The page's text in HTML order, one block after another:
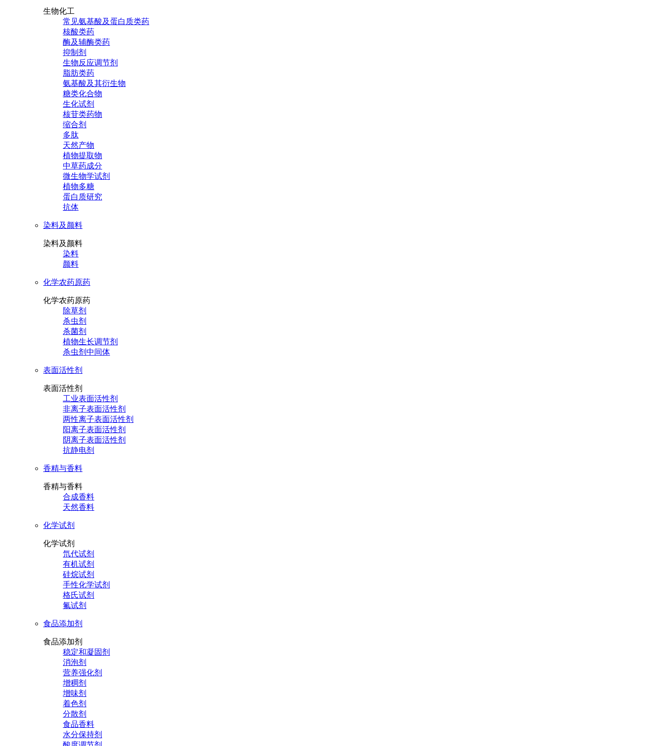
生物化工
常见氨基酸及蛋白质类药
核酸类药
酶及辅酶类药
抑制剂
生物反应调节剂
脂肪类药
氨基酸及其衍生物
糖类化合物
生化试剂
核苷类药物
缩合剂
多肽
天然产物
植物提取物
中草药成分
微生物学试剂
植物多糖
蛋白质研究
抗体
染料及颜料
染料及颜料
染料
颜料
化学农药原药
化学农药原药
除草剂
杀虫剂
杀菌剂
植物生长调节剂
杀虫剂中间体
表面活性剂
表面活性剂
工业表面活性剂
非离子表面活性剂
两性离子表面活性剂
阳离子表面活性剂
阴离子表面活性剂
抗静电剂
香精与香料
香精与香料
合成香料
天然香料
化学试剂
化学试剂
氘代试剂
有机试剂
硅烷试剂
手性化学试剂
格氏试剂
氟试剂
食品添加剂
食品添加剂
稳定和凝固剂
消泡剂
营养强化剂
增稠剂
增味剂
着色剂
分散剂
食品香料
水分保持剂